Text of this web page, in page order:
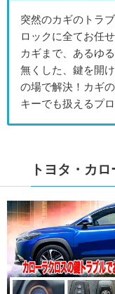
突然のカギのトラ
ロックに全てお任
カギまで、あるゆ
無くした、鍵を開
の場で解決！カギ
キーでも扱えるプ
トヨタ・カ